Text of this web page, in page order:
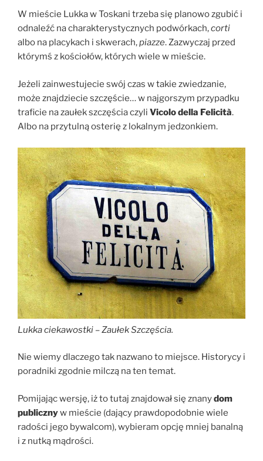
W mieście Lukka w Toskani trzeba się planowo zgubić i
odnaleźć na charakterystycznych podwórkach,corti
albo na placykach i skwerach,piazze. Zazwyczaj przed
którymś z kościołów, których wiele w mieście.
Jeżeli zainwestujecie swój czas w takie zwiedzanie,
może znajdziecie szczęście… w najgorszym przypadku
traficie na zaułek szczęścia czyli Vicolo della Felicità.
Albo na przytulną osterię z lokalnym jedzonkiem.
Lukka ciekawostki – Zaułek Szczęścia.
Nie wiemy dlaczego tak nazwano to miejsce. Historycy i
poradniki zgodnie milczą na ten temat.
Pomijając wersję, iż to tutaj znajdował się znanydom
publicznyw mieście (dający prawdopodobnie wiele
radości jego bywalcom), wybieram opcję mniej banalną
i z nutką mądrości.